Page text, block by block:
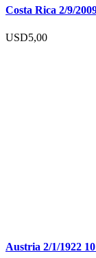
Costa Rica 2/9/
USD5,00
Austria 2/1/1922